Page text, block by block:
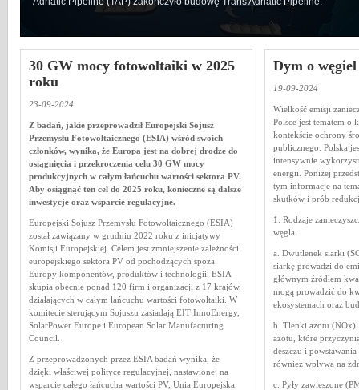
30 GW mocy fotowoltaiki w 2025
roku
23-09-2024
Z badań, jakie przeprowadził Europejski Sojusz
Przemysłu Fotowoltaicznego (ESIA) wśród swoich
członków, wynika, że Europa jest na dobrej drodze do
osiągnięcia i przekroczenia celu 30 GW mocy
produkcyjnych w całym łańcuchu wartości sektora PV.
Aby osiągnąć ten cel do 2025 roku, konieczne są dalsze
inwestycje oraz wsparcie regulacyjne.
Europejski Sojusz Przemysłu Fotowoltaicznego (ESIA)
został zawiązany w grudniu 2022 roku z inicjatywy
Komisji Europejskiej. Celem jest zmniejszenie zależności
europejskiego sektora PV od pochodzących spoza
Europy komponentów, produktów i technologii. ESIA
skupia obecnie ponad 120 firm i organizacji z 17 krajów,
działających w całym łańcuchu wartości fotowoltaiki. W
komitecie sterującym Sojuszu zasiadają EIT InnoEnergy,
SolarPower Europe i European Solar Manufacturing
Council.
Z przeprowadzonych przez ESIA badań wynika, że
dzięki właściwej polityce regulacyjnej, nastawionej na
wsparcie całego łańcucha wartości PV, Unia Europejska
Dym o węgiel
19-09-2024
Wielkość emisji
Polsce jest tematem o
kontekście ochrony
publicznego. Polska
intensywnie
energii. Poniżej
tym informacje na
skutków i prób
1. Rodzaje
węgla:
a. Dwutlenek siarki
siarkę prowadzi do
głównym źródłem
mogą prowadzić do
ekosystemach oraz
b. Tlenki azotu
azotu, które
deszczu i
również wpływa na
c. Pyły zawieszone